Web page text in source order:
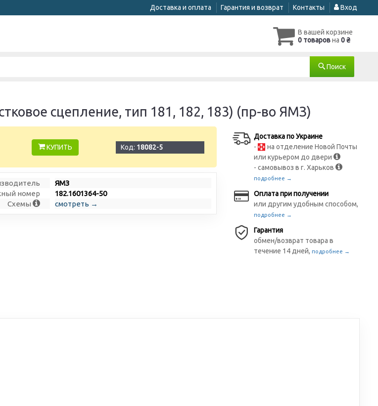
Доставка и оплата Гарантия и возврат Контакты Вход
В вашей корзине
0 товаровна 0 ₴
Поиск
сцепление, тип 181, 182, 183) (пр-во ЯМЗ)
КУПИТЬ Код: 18082-5
ЯМЗ
номер
182.1601364-50
Схемы
смотреть →
Доставка по Украине
-
на отделение Новой Почты
или курьером до двери
- самовывоз в г. Харьков
подробнее →
Оплата при получении
или другим удобным способом,
подробнее →
Гарантия
обмен/возврат товара в
течение 14 дней,подробнее →